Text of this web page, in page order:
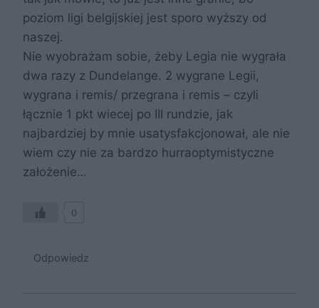
poziom ligi belgijskiej jest sporo wyższy od
naszej.
Nie wyobrażam sobie, żeby Legia nie wygrała
dwa razy z Dundelange. 2 wygrane Legii,
wygrana i remis/ przegrana i remis – czyli
łącznie 1 pkt wiecej po III rundzie, jak
najbardziej by mnie usatysfakcjonował, ale nie
wiem czy nie za bardzo hurraoptymistyczne
założenie…
0
Odpowiedz